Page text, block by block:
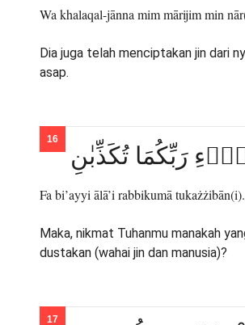
Wa khalaqal-jānna mim mārijim min
Dia juga telah menciptakan jin dari
asap.
رَبِّكُمَا تُكَذِّبٰنِ
Fa bi’ayyi ālā’i rabbikumā tukażżibān(i).
Maka, nikmat Tuhanmu manakah
dustakan (wahai jin dan manusia)?